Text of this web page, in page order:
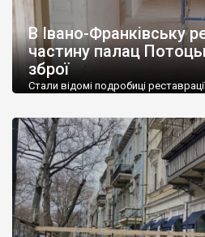
В Івано-Франківську
частину палац
зброї
Стали відомі подробиці
Франківську. Реставрація
музей зброї. Корпус Ж – колишній
гарнізонної лікарні, що діяла на
комплексу. Роботи в частині його
рамках реалізації проєкту «Назад
що фінансується ЄС в […]